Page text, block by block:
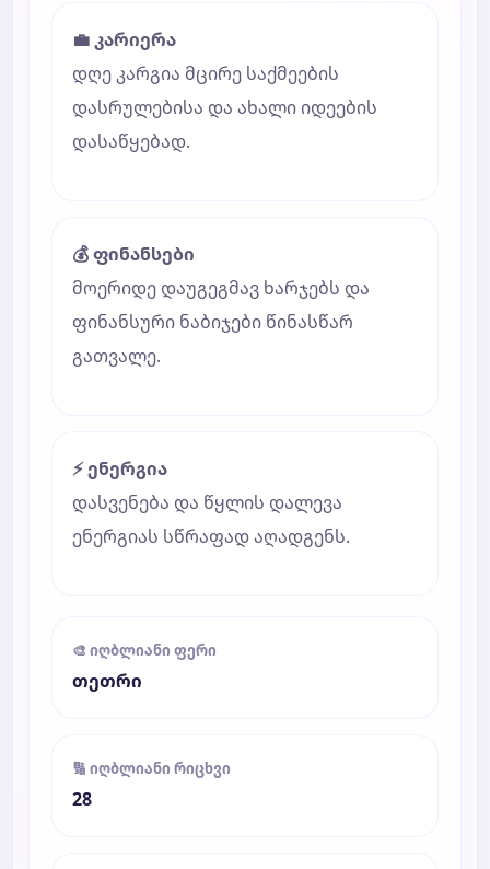
💼 კარიერა
დღე კარგია მცირე საქმეების
დასრულებისა და ახალი იდეების
დასაწყებად.
💰 ფინანსები
მოერიდე დაუგეგმავ ხარჯებს და
ფინანსური ნაბიჯები წინასწარ
გათვალე.
⚡ ენერგია
დასვენება და წყლის დალევა
ენერგიას სწრაფად აღადგენს.
🎨 იღბლიანი ფერი
თეთრი
🔢 იღბლიანი რიცხვი
28